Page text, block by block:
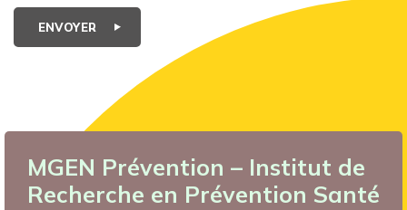
ENVOYER
MGEN Prévention – Institut de
Recherche en Prévention Santé